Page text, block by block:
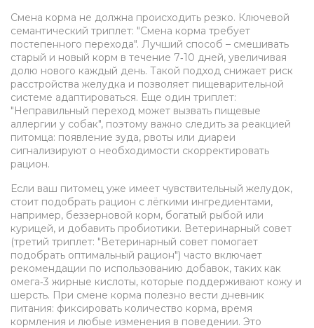
Смена корма не должна происходить резко. Ключевой
семантический триплет: "Смена корма требует
постепенного перехода". Лучший способ – смешивать
старый и новый корм в течение 7‑10 дней, увеличивая
долю нового каждый день. Такой подход снижает риск
расстройства желудка и позволяет пищеварительной
системе адаптироваться. Еще один триплет:
"Неправильный переход может вызвать пищевые
аллергии у собак", поэтому важно следить за реакцией
питомца: появление зуда, рвоты или диареи
сигнализируют о необходимости скорректировать
рацион.
Если ваш питомец уже имеет чувствительный желудок,
стоит подобрать рацион с лёгкими ингредиентами,
например, беззерновой корм, богатый рыбой или
курицей, и добавить пробиотики. Ветеринарный совет
(третий триплет: "Ветеринарный совет помогает
подобрать оптимальный рацион") часто включает
рекомендации по использованию добавок, таких как
омега‑3 жирные кислоты, которые поддерживают кожу и
шерсть. При смене корма полезно вести дневник
питания: фиксировать количество корма, время
кормления и любые изменения в поведении. Это